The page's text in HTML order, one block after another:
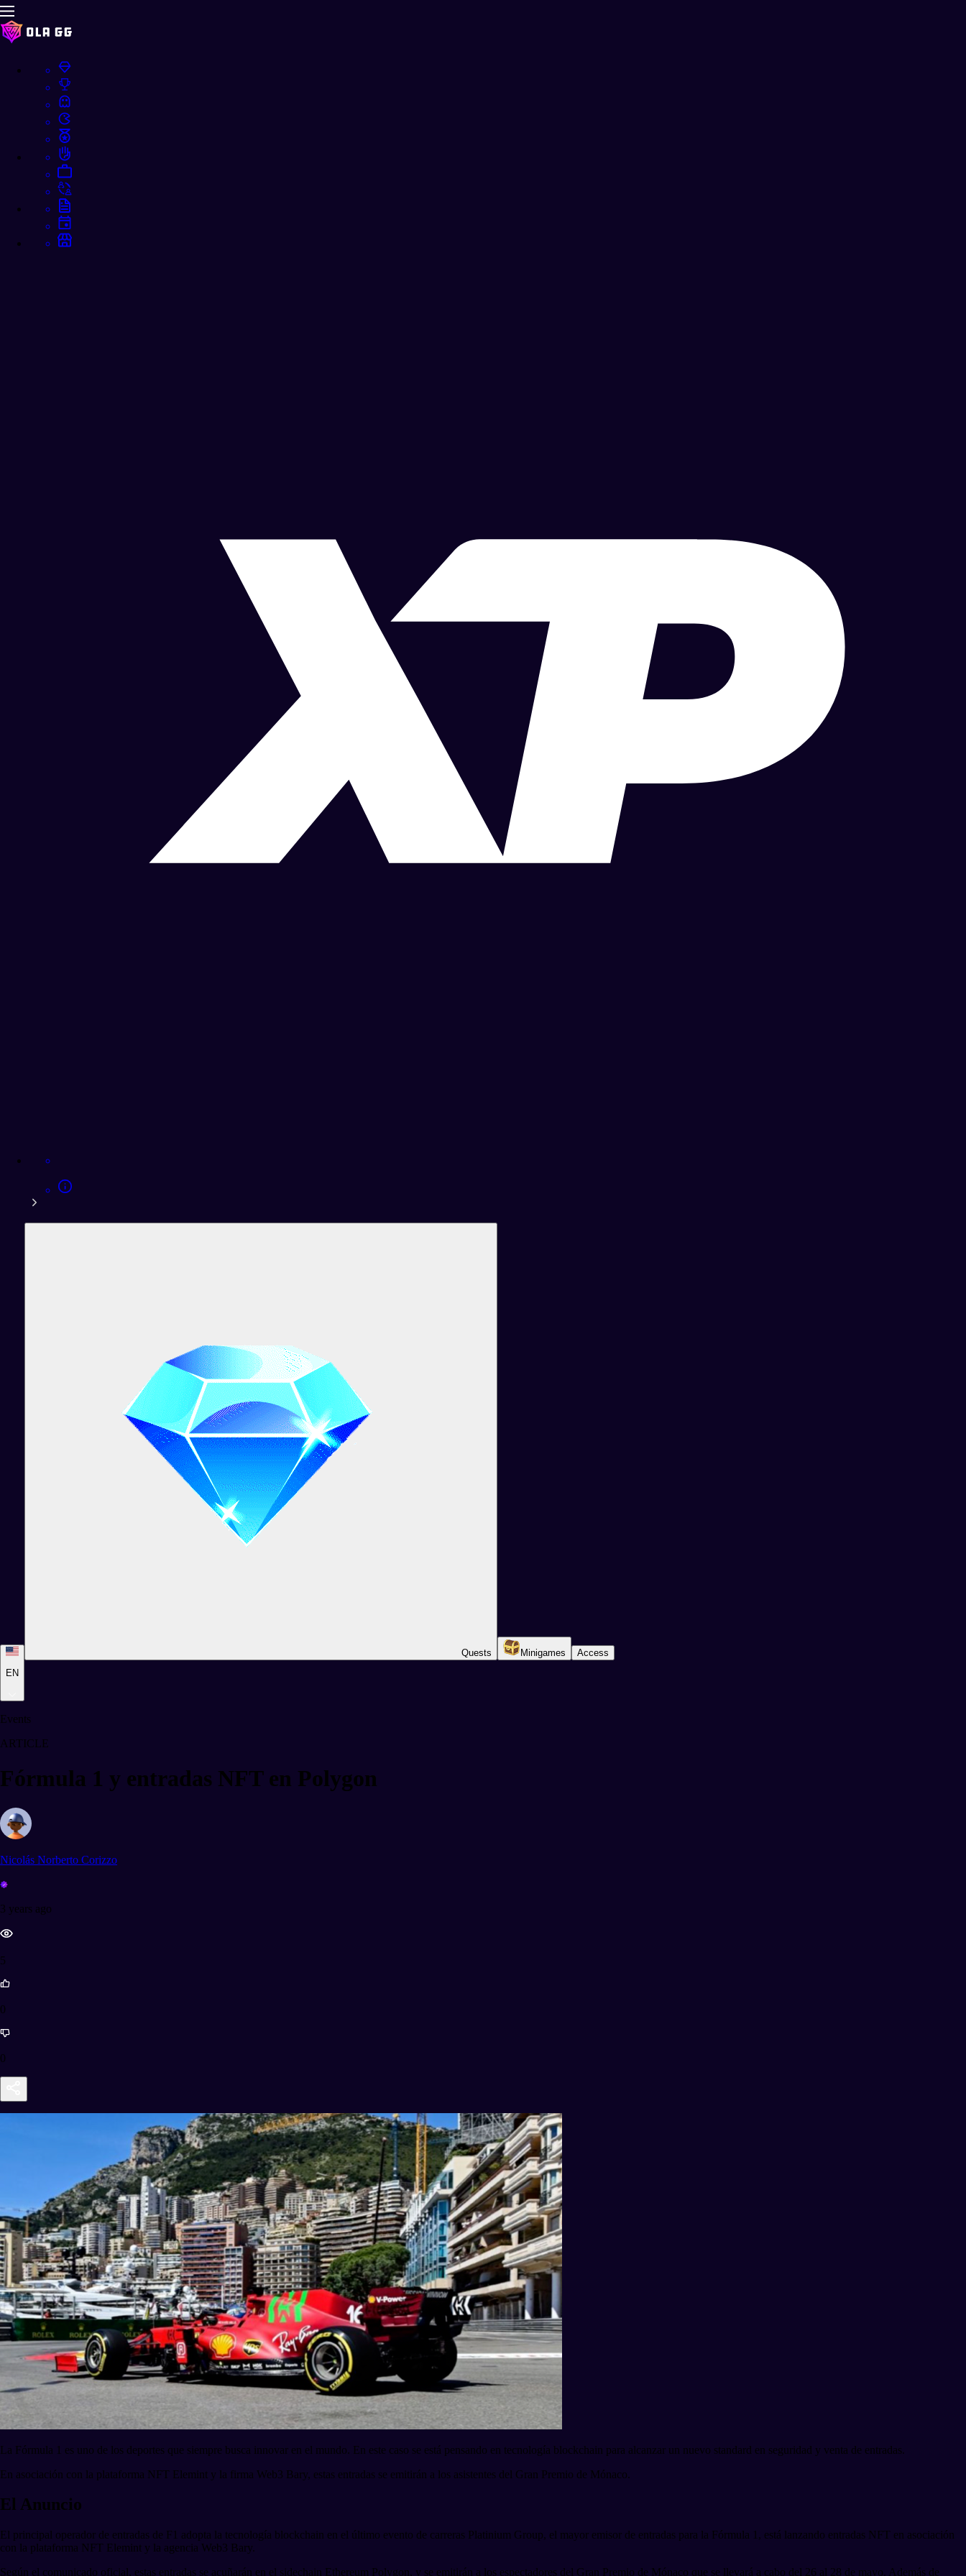
EN
Quests Minigames Access
Events
ARTICLE
Fórmula 1 y entradas NFT en Polygon
Nicolás Norberto Corizzo
3 years ago
5
0
0
La Fórmula 1 es uno de los deportes que siempre busca innovar en el mundo. En este caso se está pensando en tecnología blockchain para alcanzar un nuevo standard en seguridad y venta de entradas.
En asociación con la plataforma NFT Elemint y la firma Web3 Bary, estas entradas se emitirán a los asistentes del Gran Premio de Mónaco.
El Anuncio
El principal operador de entradas de F1 adopta la tecnología blockchain en el último evento de carreras Platinium Group, el mayor emisor de entradas para la Fórmula 1, está lanzando entradas NFT en asociación
con la plataforma NFT Elemint y la agencia Web3 Bary.
Según el comunicado oficial, estas entradas se acuñarán en el sidechain Ethereum Polygon, y se emitirán a los espectadores del Gran Premio de Mónaco que se llevará a cabo del 26 al 28 de mayo. Además de